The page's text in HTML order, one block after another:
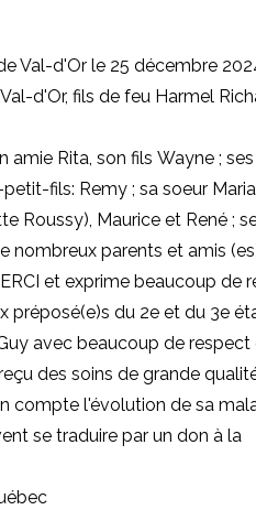
Val-d'Or le 25 décembre
d'Or, fils de feu Harmel
amie Rita, son fils Wayne ;
fils: Remy ; sa soeur
Roussy), Maurice et René ;
nombreux parents et amis
et exprime beaucoup de
préposé(e)s du 2e et du 3e
avec beaucoup de respect
des soins de grande
compte l'évolution de sa
se traduire par un don à la